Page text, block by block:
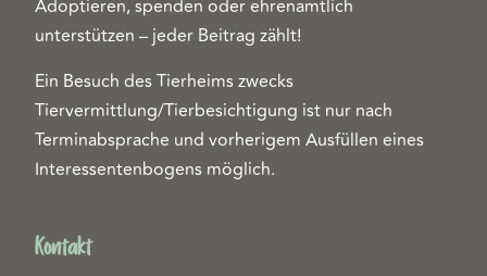
Adoptieren, spenden oder ehrenamtlich
unterstützen – jeder Beitrag zählt!
Ein Besuch des Tierheims zwecks
Tiervermittlung/Tierbesichtigung ist nur nach
Terminabsprache und vorherigem Ausfüllen eines
Interessentenbogens möglich.
Kontakt